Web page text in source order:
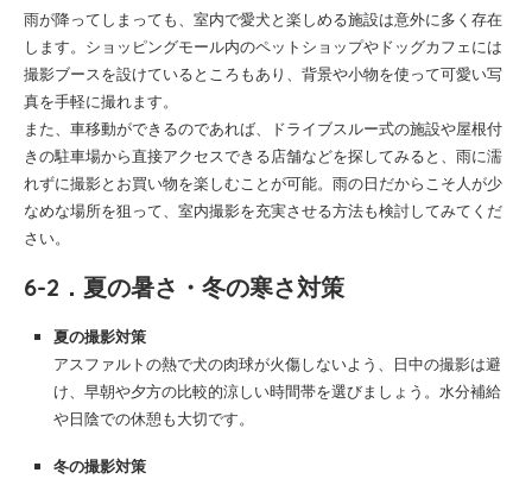
雨が降ってしまっても、室内で愛犬と楽しめる施設は意外に多く存在
します。ショッピングモール内のペットショップやドッグカフェには
撮影ブースを設けているところもあり、背景や小物を使って可愛い写
真を手軽に撮れます。
また、車移動ができるのであれば、ドライブスルー式の施設や屋根付
きの駐車場から直接アクセスできる店舗などを探してみると、雨に濡
れずに撮影とお買い物を楽しむことが可能。雨の日だからこそ人が少
なめな場所を狙って、室内撮影を充実させる方法も検討してみてくだ
さい。
6-2．夏の暑さ・冬の寒さ対策
夏の撮影対策
アスファルトの熱で犬の肉球が火傷しないよう、日中の撮影は避
け、早朝や夕方の比較的涼しい時間帯を選びましょう。水分補給
や日陰での休憩も大切です。
冬の撮影対策